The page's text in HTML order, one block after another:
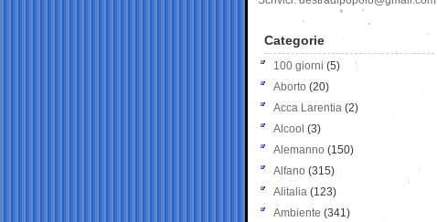
Categorie
100 giorni (5)
Aborto (20)
Acca Larentia (2)
Alcool (3)
Alemanno (150)
Alfano (315)
Alitalia (123)
Ambiente (341)